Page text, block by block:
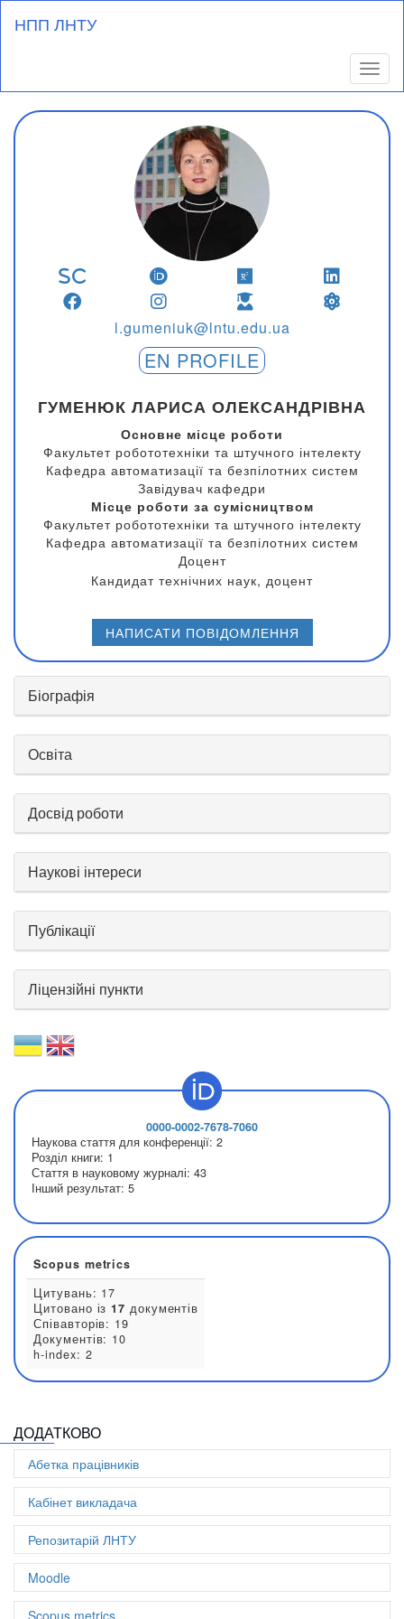
НПП ЛНТУ
ГУМЕНЮК ЛАРИСА ОЛЕКСАНДРІВНА
Основне місце роботи
Факультет робототехніки та штучного інтелекту
Кафедра автоматизації та безпілотних систем
Завідувач кафедри
Місце роботи за сумісництвом
Факультет робототехніки та штучного інтелекту
Кафедра автоматизації та безпілотних систем
Доцент
l.gumeniuk@lntu.edu.ua
EN PROFILE
Кандидат технічних наук, доцент
НАПИСАТИ ПОВІДОМЛЕННЯ
Біографія
Освіта
Досвід роботи
Наукові інтереси
Публікації
Ліцензійні пункти
Наукова стаття для конференції:
Розділ книги:
Стаття в науковому журналі:
Інший результат:
Цитувань: 17
Цитовано із17документів
Співавторів: 19
Документів: 10
h-index: 2
ДОДАТКОВО
Абетка працівників
Кабінет викладача
Репозитарій ЛНТУ
Moodle
Scopus metrics